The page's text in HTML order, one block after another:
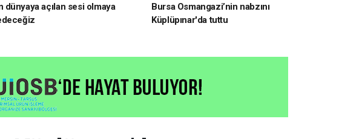
dünyaya açılan sesi olmaya
Bursa Osmangazi’nin nabzını
Küplüpınar'da tuttu